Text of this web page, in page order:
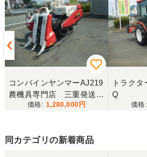
岐阜県／
完璧に整備されており、対応も親
で自社で対応してくださり本当に
ました。次回もこちらで購入させ
今回もしっかり整備整備をしてく
事に長く使わせていただきますあ
す
岐阜県／田畑
コンバインヤンマーAJ219
農機具専門店 三重発送整
備済み
1,280,000
トラク
Q
同カテゴリの新着商品